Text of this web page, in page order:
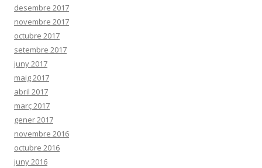
desembre 2017
novembre 2017
octubre 2017
setembre 2017
juny 2017
maig 2017
abril 2017
març 2017
gener 2017
novembre 2016
octubre 2016
juny 2016